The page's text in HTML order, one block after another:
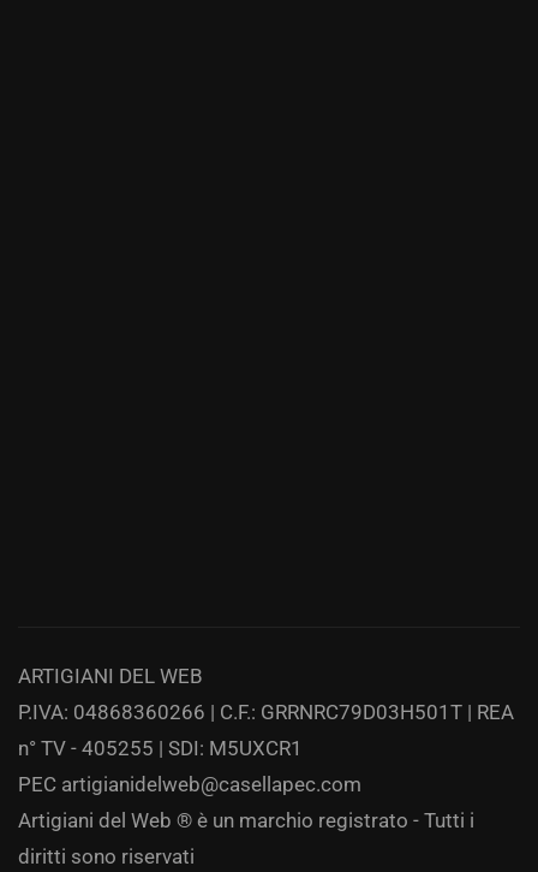
ARTIGIANI DEL WEB
P.IVA: 04868360266 | C.F.: GRRNRC79D03H501T | REA
n° TV - 405255 | SDI: M5UXCR1
PEC artigianidelweb@casellapec.com
Artigiani del Web ® è un marchio registrato - Tutti i
diritti sono riservati